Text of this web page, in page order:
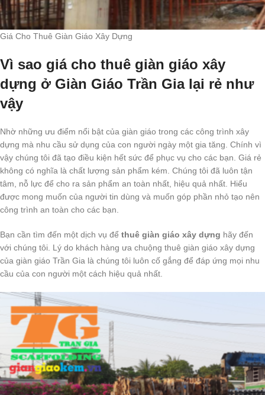
Giá Cho Thuê Giàn Giáo Xây Dựng
Vì sao giá cho thuê giàn giáo xây
dựng ở Giàn Giáo Trần Gia lại rẻ như
vậy
Nhờ những ưu điểm nổi bật của giàn giáo trong các công trình xây
dựng mà nhu cầu sử dụng của con người ngày một gia tăng. Chính vì
vậy chúng tôi đã tạo điều kiện hết sức để phục vụ cho các bạn. Giá rẻ
không có nghĩa là chất lượng sản phẩm kém. Chúng tôi đã luôn tận
tâm, nỗ lực để cho ra sản phẩm an toàn nhất, hiệu quả nhất. Hiểu
được mong muốn của người tin dùng và muốn góp phần nhỏ tạo nên
công trình an toàn cho các bạn.
Bạn cần tìm đến một dịch vụ để thuê giàn giáo xây dựng hãy đến
với chúng tôi. Lý do khách hàng ưa chuộng thuê giàn giáo xây dựng
của giàn giáo Trần Gia là chúng tôi luôn cố gắng để đáp ứng mọi nhu
cầu của con người một cách hiệu quả nhất.